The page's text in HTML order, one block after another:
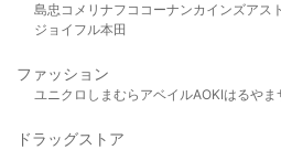
島忠 コメリ ナフコ コーナンカインズアス
ジョイフル本田
ファッション
ユニクロ しまむら アベイルAOKIはるやま
ドラッグストア